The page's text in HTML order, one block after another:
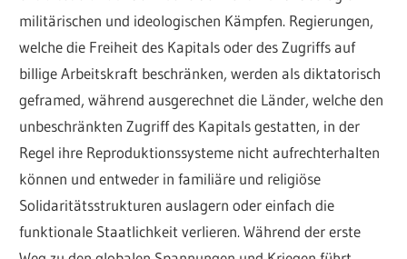
militärischen und ideologischen Kämpfen. Regierungen,
welche die Freiheit des Kapitals oder des Zugriffs auf
billige Arbeitskraft beschränken, werden als diktatorisch
geframed, während ausgerechnet die Länder, welche den
unbeschränkten Zugriff des Kapitals gestatten, in der
Regel ihre Reproduktionssysteme nicht aufrechterhalten
können und entweder in familiäre und religiöse
Solidaritätsstrukturen auslagern oder einfach die
funktionale Staatlichkeit verlieren. Während der erste